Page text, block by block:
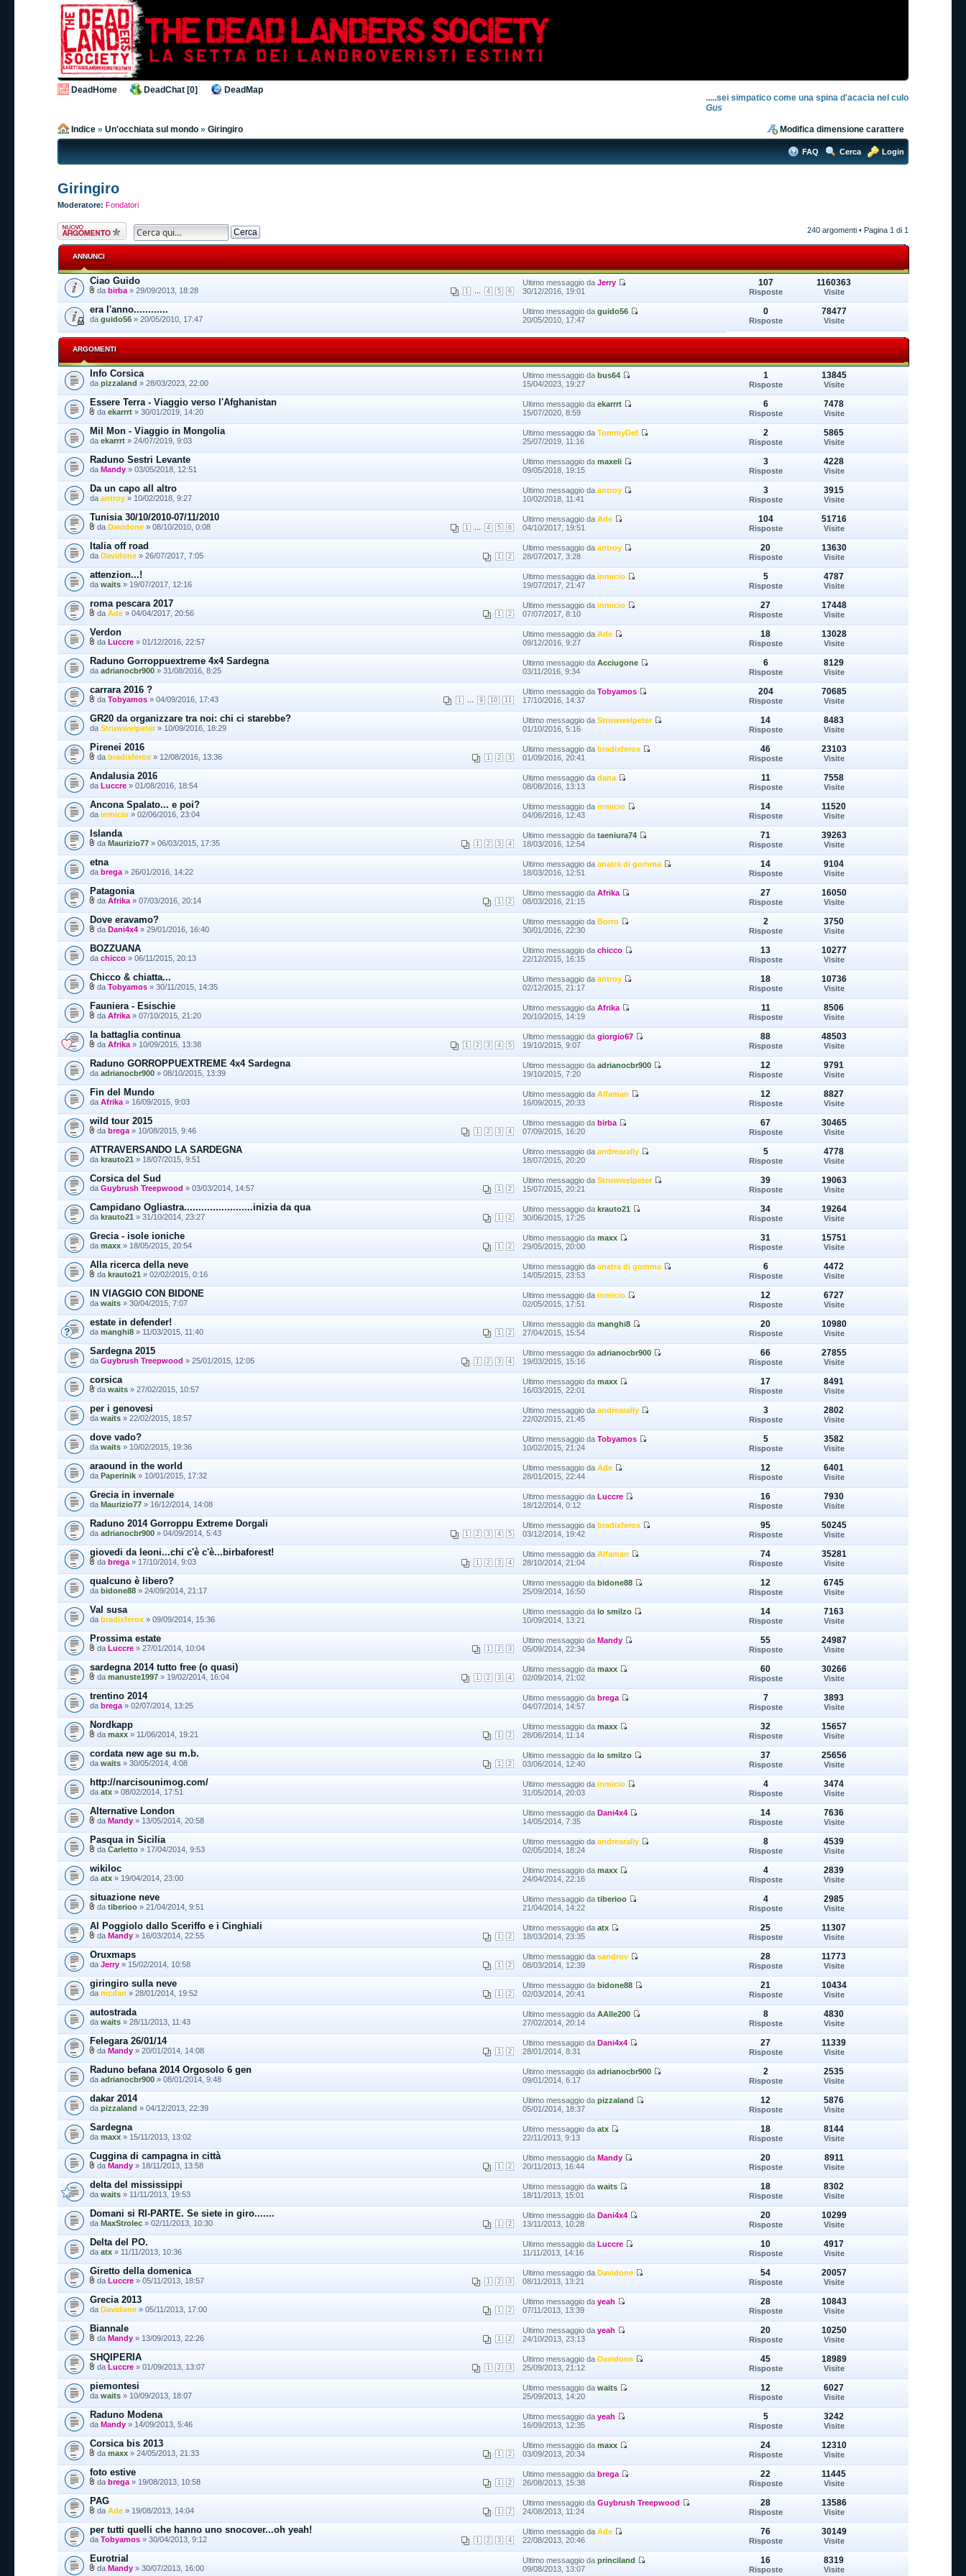
DeadHome DeadChat [0] DeadMap
.....sei simpatico come una spina d'acacia nel culo
Gus
Indice » Un'occhiata sul mondo » Giringiro Modifica dimensione carattere
FAQ Cerca Login
Giringiro
Moderatore: Fondatori
Scrivi un nuovo
argomento
240 argomenti • Pagina 1 di 1
ANNUNCI
Ciao Guido
1 4 5 6
da birba » 29/09/2013, 18:28
Ultimo messaggio da Jerry
30/12/2016, 19:01
107
Risposte
1160363
Visite
era l'anno............
da guido56 » 20/05/2010, 17:47
Ultimo messaggio da guido56
20/05/2010, 17:47
0
Risposte
78477
Visite
ARGOMENTI
Info Corsica
da pizzaland » 28/03/2023, 22:00
Ultimo messaggio da bus64
15/04/2023, 19:27
1
Risposte
13845
Visite
Essere Terra - Viaggio verso l'Afghanistan
da ekarrrt » 30/01/2019, 14:20
Ultimo messaggio da ekarrrt
15/07/2020, 8:59
6
Risposte
7478
Visite
Mil Mon - Viaggio in Mongolia
da ekarrrt » 24/07/2019, 9:03
Ultimo messaggio da TommyDef
25/07/2019, 11:16
2
Risposte
5865
Visite
Raduno Sestri Levante
da Mandy » 03/05/2018, 12:51
Ultimo messaggio da maxeli
09/05/2018, 19:15
3
Risposte
4228
Visite
Da un capo all altro
da antroy » 10/02/2018, 9:27
Ultimo messaggio da antroy
10/02/2018, 11:41
3
Risposte
3915
Visite
Tunisia 30/10/2010-07/11/2010
1 4 5 6
da Davidone » 08/10/2010, 0:08
Ultimo messaggio da Ade
04/10/2017, 19:51
104
Risposte
51716
Visite
Italia off road
1 2
da Davidone » 26/07/2017, 7:05
Ultimo messaggio da antroy
28/07/2017, 3:28
20
Risposte
13630
Visite
attenzion...!
da waits » 19/07/2017, 12:16
Ultimo messaggio da inmicio
19/07/2017, 21:47
5
Risposte
4787
Visite
roma pescara 2017
1 2
da Ade » 04/04/2017, 20:56
Ultimo messaggio da inmicio
07/07/2017, 8:10
27
Risposte
17448
Visite
Verdon
da Luccre » 01/12/2016, 22:57
Ultimo messaggio da Ade
09/12/2016, 9:27
18
Risposte
13028
Visite
Raduno Gorroppuextreme 4x4 Sardegna
da adrianocbr900 » 31/08/2016, 8:25
Ultimo messaggio da Acciugone
03/11/2016, 9:34
6
Risposte
8129
Visite
carrara 2016 ?
1 9 10 11
da Tobyamos » 04/09/2016, 17:43
Ultimo messaggio da Tobyamos
17/10/2016, 14:37
204
Risposte
70685
Visite
GR20 da organizzare tra noi: chi ci starebbe?
da Struwwelpeter» 10/09/2016, 18:29
Ultimo messaggio da Struwwelpeter
01/10/2016, 5:16
14
Risposte
8483
Visite
Pirenei 2016
1 2 3
da bradixferox » 12/08/2016, 13:36
Ultimo messaggio da bradixferox
01/09/2016, 20:41
46
Risposte
23103
Visite
Andalusia 2016
da Luccre » 01/08/2016, 18:54
Ultimo messaggio da dana
08/08/2016, 13:13
11
Risposte
7558
Visite
Ancona Spalato... e poi?
da inmicio » 02/06/2016, 23:04
Ultimo messaggio da inmicio
04/06/2016, 12:43
14
Risposte
11520
Visite
Islanda
1 2 3 4
da Maurizio77 » 06/03/2015, 17:35
Ultimo messaggio da taeniura74
18/03/2016, 12:54
71
Risposte
39263
Visite
etna
da brega » 26/01/2016, 14:22
Ultimo messaggio da anatra di gomma
18/03/2016, 12:51
14
Risposte
9104
Visite
Patagonia
1 2
da Afrika » 07/03/2016, 20:14
Ultimo messaggio da Afrika
08/03/2016, 21:15
27
Risposte
16050
Visite
Dove eravamo?
da Dani4x4 » 29/01/2016, 16:40
Ultimo messaggio da Borro
30/01/2016, 22:30
2
Risposte
3750
Visite
BOZZUANA
da chicco » 06/11/2015, 20:13
Ultimo messaggio da chicco
22/12/2015, 16:15
13
Risposte
10277
Visite
Chicco & chiatta...
da Tobyamos » 30/11/2015, 14:35
Ultimo messaggio da antroy
02/12/2015, 21:17
18
Risposte
10736
Visite
Fauniera - Esischie
da Afrika » 07/10/2015, 21:20
Ultimo messaggio da Afrika
20/10/2015, 14:19
11
Risposte
8506
Visite
la battaglia continua
1 2 3 4 5
da Afrika » 10/09/2015, 13:38
Ultimo messaggio da giorgio67
19/10/2015, 9:07
88
Risposte
48503
Visite
Raduno GORROPPUEXTREME 4x4 Sardegna
da adrianocbr900 » 08/10/2015, 13:39
Ultimo messaggio da adrianocbr900
19/10/2015, 7:20
12
Risposte
9791
Visite
Fin del Mundo
da Afrika » 16/09/2015, 9:03
Ultimo messaggio da Alfaman
16/09/2015, 20:33
12
Risposte
8827
Visite
wild tour 2015
1 2 3 4
da brega » 10/08/2015, 9:46
Ultimo messaggio da birba
07/09/2015, 16:20
67
Risposte
30465
Visite
ATTRAVERSANDO LA SARDEGNA
da krauto21 » 18/07/2015, 9:51
Ultimo messaggio da andrearally
18/07/2015, 20:20
5
Risposte
4778
Visite
Corsica del Sud
1 2
da Guybrush Treepwood » 03/03/2014, 14:57
Ultimo messaggio da Struwwelpeter
15/07/2015, 20:21
39
Risposte
19063
Visite
Campidano Ogliastra........................inizia da qua
1 2
da krauto21 » 31/10/2014, 23:27
Ultimo messaggio da krauto21
30/06/2015, 17:25
34
Risposte
19264
Visite
Grecia - isole ioniche
1 2
da maxx » 18/05/2015, 20:54
Ultimo messaggio da maxx
29/05/2015, 20:00
31
Risposte
15751
Visite
Alla ricerca della neve
da krauto21 » 02/02/2015, 0:16
Ultimo messaggio da anatra di gomma
14/05/2015, 23:53
6
Risposte
4472
Visite
IN VIAGGIO CON BIDONE
da waits » 30/04/2015, 7:07
Ultimo messaggio da inmicio
02/05/2015, 17:51
12
Risposte
6727
Visite
estate in defender!
1 2
da manghi8 » 11/03/2015, 11:40
Ultimo messaggio da manghi8
27/04/2015, 15:54
20
Risposte
10980
Visite
Sardegna 2015
1 2 3 4
da Guybrush Treepwood » 25/01/2015, 12:05
Ultimo messaggio da adrianocbr900
19/03/2015, 15:16
66
Risposte
27855
Visite
corsica
da waits » 27/02/2015, 10:57
Ultimo messaggio da maxx
16/03/2015, 22:01
17
Risposte
8491
Visite
per i genovesi
da waits » 22/02/2015, 18:57
Ultimo messaggio da andrearally
22/02/2015, 21:45
3
Risposte
2802
Visite
dove vado?
da waits » 10/02/2015, 19:36
Ultimo messaggio da Tobyamos
10/02/2015, 21:24
5
Risposte
3582
Visite
araound in the world
da Paperinik » 10/01/2015, 17:32
Ultimo messaggio da Ade
28/01/2015, 22:44
12
Risposte
6401
Visite
Grecia in invernale
da Maurizio77 » 16/12/2014, 14:08
Ultimo messaggio da Luccre
18/12/2014, 0:12
16
Risposte
7930
Visite
Raduno 2014 Gorroppu Extreme Dorgali
1 2 3 4 5
da adrianocbr900 » 04/09/2014, 5:43
Ultimo messaggio da bradixferox
03/12/2014, 19:42
95
Risposte
50245
Visite
giovedi da leoni...chi c'è c'è...birbaforest!
1 2 3 4
da brega » 17/10/2014, 9:03
Ultimo messaggio da Alfaman
28/10/2014, 21:04
74
Risposte
35281
Visite
qualcuno è libero?
da bidone88 » 24/09/2014, 21:17
Ultimo messaggio da bidone88
25/09/2014, 16:50
12
Risposte
6745
Visite
Val susa
da bradixferox » 09/09/2014, 15:36
Ultimo messaggio da lo smilzo
10/09/2014, 13:21
14
Risposte
7163
Visite
Prossima estate
1 2 3
da Luccre » 27/01/2014, 10:04
Ultimo messaggio da Mandy
05/09/2014, 22:34
55
Risposte
24987
Visite
sardegna 2014 tutto free (o quasi)
1 2 3 4
da manuste1997 » 19/02/2014, 16:04
Ultimo messaggio da maxx
02/09/2014, 21:02
60
Risposte
30266
Visite
trentino 2014
da brega » 02/07/2014, 13:25
Ultimo messaggio da brega
04/07/2014, 14:57
7
Risposte
3893
Visite
Nordkapp
1 2
da maxx » 11/06/2014, 19:21
Ultimo messaggio da maxx
28/06/2014, 11:14
32
Risposte
15657
Visite
cordata new age su m.b.
1 2
da waits » 30/05/2014, 4:08
Ultimo messaggio da lo smilzo
03/06/2014, 12:40
37
Risposte
25656
Visite
http://narcisounimog.com/
da atx » 08/02/2014, 17:51
Ultimo messaggio da inmicio
31/05/2014, 20:03
4
Risposte
3474
Visite
Alternative London
da Mandy » 13/05/2014, 20:58
Ultimo messaggio da Dani4x4
14/05/2014, 7:35
14
Risposte
7636
Visite
Pasqua in Sicilia
da Carletto » 17/04/2014, 9:53
Ultimo messaggio da andrearally
02/05/2014, 18:24
8
Risposte
4539
Visite
wikiloc
da atx » 19/04/2014, 23:00
Ultimo messaggio da maxx
24/04/2014, 22:16
4
Risposte
2839
Visite
situazione neve
da tiberioo » 21/04/2014, 9:51
Ultimo messaggio da tiberioo
21/04/2014, 14:22
4
Risposte
2985
Visite
Al Poggiolo dallo Sceriffo e i Cinghiali
1 2
da Mandy » 16/03/2014, 22:55
Ultimo messaggio da atx
18/03/2014, 23:35
25
Risposte
11307
Visite
Oruxmaps
1 2
da Jerry » 15/02/2014, 10:58
Ultimo messaggio da sandrov
08/03/2014, 12:39
28
Risposte
11773
Visite
giringiro sulla neve
1 2
da mcdan » 28/01/2014, 19:52
Ultimo messaggio da bidone88
02/03/2014, 20:41
21
Risposte
10434
Visite
autostrada
da waits » 28/11/2013, 11:43
Ultimo messaggio da AAlle200
27/02/2014, 20:14
8
Risposte
4830
Visite
Felegara 26/01/14
1 2
da Mandy » 20/01/2014, 14:08
Ultimo messaggio da Dani4x4
28/01/2014, 8:31
27
Risposte
11339
Visite
Raduno befana 2014 Orgosolo 6 gen
da adrianocbr900 » 08/01/2014, 9:48
Ultimo messaggio da adrianocbr900
09/01/2014, 6:17
2
Risposte
2535
Visite
dakar 2014
da pizzaland » 04/12/2013, 22:39
Ultimo messaggio da pizzaland
05/01/2014, 18:37
12
Risposte
5876
Visite
Sardegna
da maxx » 15/11/2013, 13:02
Ultimo messaggio da atx
22/11/2013, 9:13
18
Risposte
8144
Visite
Cuggina di campagna in città
1 2
da Mandy » 18/11/2013, 13:58
Ultimo messaggio da Mandy
20/11/2013, 16:44
20
Risposte
8911
Visite
delta del mississippi
da waits » 11/11/2013, 19:53
Ultimo messaggio da waits
18/11/2013, 15:01
18
Risposte
8302
Visite
Domani si RI-PARTE. Se siete in giro.......
1 2
da MaxStrolec » 02/11/2013, 10:30
Ultimo messaggio da Dani4x4
13/11/2013, 10:28
20
Risposte
10299
Visite
Delta del PO.
da atx » 11/11/2013, 10:36
Ultimo messaggio da Luccre
11/11/2013, 14:16
10
Risposte
4917
Visite
Giretto della domenica
1 2 3
da Luccre » 05/11/2013, 18:57
Ultimo messaggio da Davidone
08/11/2013, 13:21
54
Risposte
20057
Visite
Grecia 2013
1 2
da Davidone » 05/11/2013, 17:00
Ultimo messaggio da yeah
07/11/2013, 13:39
28
Risposte
10843
Visite
Biannale
1 2
da Mandy » 13/09/2013, 22:26
Ultimo messaggio da yeah
24/10/2013, 23:13
20
Risposte
10250
Visite
SHQIPERIA
1 2 3
da Luccre » 01/09/2013, 13:07
Ultimo messaggio da Davidone
25/09/2013, 21:12
45
Risposte
18989
Visite
piemontesi
da waits » 10/09/2013, 18:07
Ultimo messaggio da waits
25/09/2013, 14:20
12
Risposte
6027
Visite
Raduno Modena
da Mandy » 14/09/2013, 5:46
Ultimo messaggio da yeah
16/09/2013, 12:35
5
Risposte
3242
Visite
Corsica bis 2013
1 2
da maxx » 24/05/2013, 21:33
Ultimo messaggio da maxx
03/09/2013, 20:34
24
Risposte
12310
Visite
foto estive
1 2
da brega » 19/08/2013, 10:58
Ultimo messaggio da brega
26/08/2013, 15:38
22
Risposte
11445
Visite
PAG
1 2
da Ade » 19/08/2013, 14:04
Ultimo messaggio da Guybrush Treepwood
24/08/2013, 11:24
28
Risposte
13586
Visite
per tutti quelli che hanno uno snocover...oh yeah!
1 2 3 4
da Tobyamos » 30/04/2013, 9:12
Ultimo messaggio da Ade
22/08/2013, 20:46
76
Risposte
30149
Visite
Eurotrial
da Mandy » 30/07/2013, 16:00
Ultimo messaggio da princiland
09/08/2013, 13:07
16
Risposte
8319
Visite